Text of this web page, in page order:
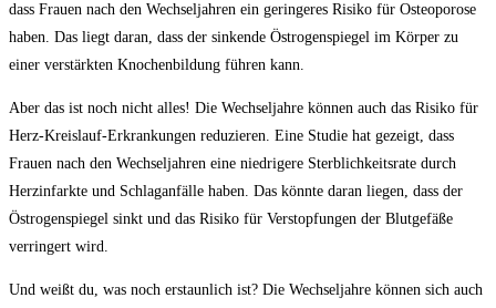
dass Frauen nach den Wechseljahren ein geringeres Risiko für Osteoporose
haben. Das liegt daran, dass der sinkende Östrogenspiegel im Körper zu
einer verstärkten Knochenbildung führen kann.
Aber das ist noch nicht alles! Die Wechseljahre können auch das Risiko für
Herz-Kreislauf-Erkrankungen reduzieren. Eine Studie hat gezeigt, dass
Frauen nach den Wechseljahren eine niedrigere Sterblichkeitsrate durch
Herzinfarkte und Schlaganfälle haben. Das könnte daran liegen, dass der
Östrogenspiegel sinkt und das Risiko für Verstopfungen der Blutgefäße
verringert wird.
Und weißt du, was noch erstaunlich ist? Die Wechseljahre können sich auch